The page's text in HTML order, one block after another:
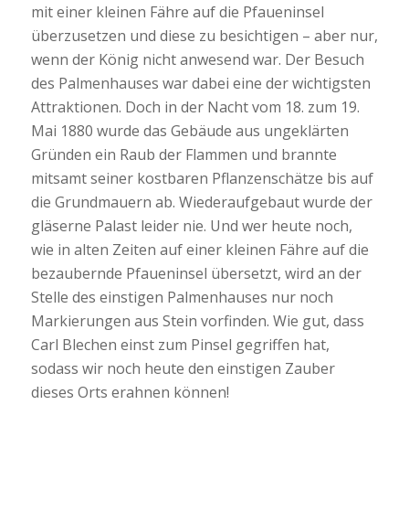
mit einer kleinen Fähre auf die Pfaueninsel
überzusetzen und diese zu besichtigen – aber nur,
wenn der König nicht anwesend war. Der Besuch
des Palmenhauses war dabei eine der wichtigsten
Attraktionen. Doch in der Nacht vom 18. zum 19.
Mai 1880 wurde das Gebäude aus ungeklärten
Gründen ein Raub der Flammen und brannte
mitsamt seiner kostbaren Pflanzenschätze bis auf
die Grundmauern ab. Wiederaufgebaut wurde der
gläserne Palast leider nie. Und wer heute noch,
wie in alten Zeiten auf einer kleinen Fähre auf die
bezaubernde Pfaueninsel übersetzt, wird an der
Stelle des einstigen Palmenhauses nur noch
Markierungen aus Stein vorfinden. Wie gut, dass
Carl Blechen einst zum Pinsel gegriffen hat,
sodass wir noch heute den einstigen Zauber
dieses Orts erahnen können!